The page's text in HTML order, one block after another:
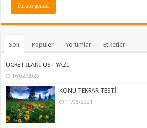
Son Popüler Yorumlar Etiketler
ÜCRET İLANI ÜST YAZI
16/02/2026
KONU TEKRAR TESTİ
11/05/2021